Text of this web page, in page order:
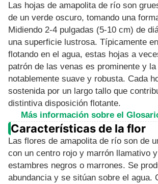
Las hojas de amapolita de río son
de un verde oscuro, tomando una
Midiendo 2-4 pulgadas (5-10 cm) de
una superficie lustrosa. Típicamente
flotando en el agua, estas hojas a
patrón de las venas es prominente y
notablemente suave y robusta. Cada
sostenida por un largo tallo que
distintiva disposición flotante.
Más información sobre el
Características de la flor
Las flores de amapolita de río son de
con un centro rojo y marrón llamativo
estambres negros o marrones. Se
abundancia y se sitúan sobre el agua.